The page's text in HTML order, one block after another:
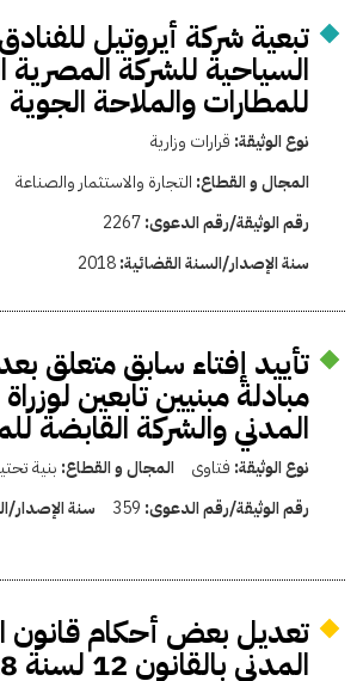
تبعية شركة أيروتيل
السياحية للشركة المصرية
للمطارات والملاحة الجوية
نوع الوثيقة: قرارات وزارية
المجال و القطاع: التجارة والاستثمار والصناعة
رقم الوثيقة/رقم الدعوى:2267
سنة الإصدار/السنة القضائية:2018
تأييد إفتاء سابق متعلق
مبادلة مبنيين تابعين
المدني والشركة القابضة
نوع الوثيقة: فتاوى المجال و القطاع: بنية
رقم الوثيقة/رقم الدعوى: 359 سنة الإصدار/
تعديل بعض أحكام قانون
المدنى بالقانون 12 لسنة 2018